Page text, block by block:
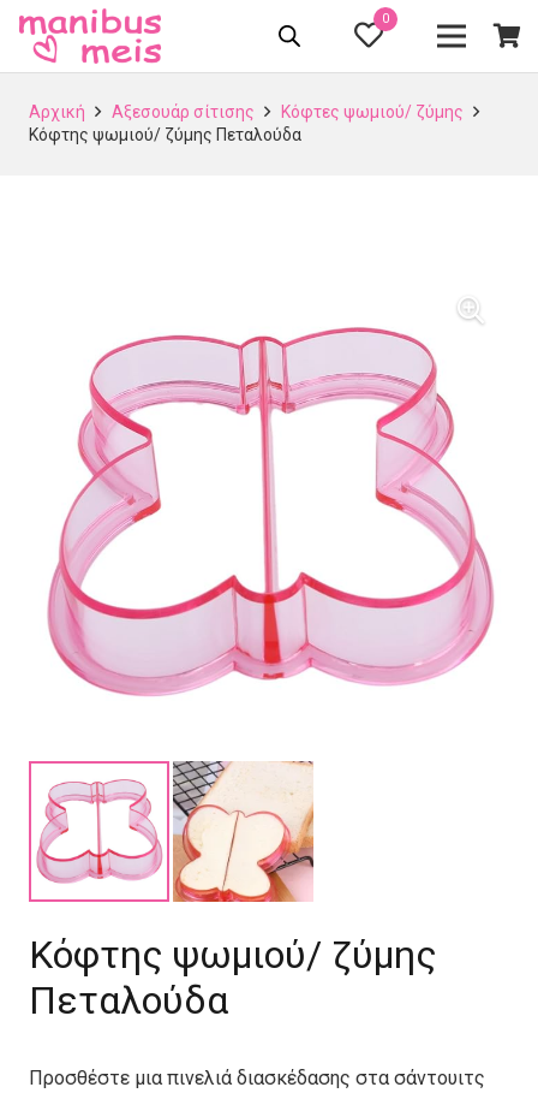
0
Αρχική Αξεσουάρ σίτισης
Κόφτες ψωμιού/ ζύμης
Κόφτης ψωμιού/ ζύμης Πεταλούδα
Κόφτης ψωμιού/ ζύμης
Πεταλούδα
Προσθέστε μια πινελιά διασκέδασης στα σάντουιτς